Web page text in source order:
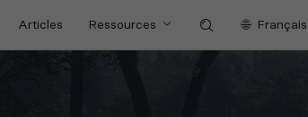
Articles Ressources Français